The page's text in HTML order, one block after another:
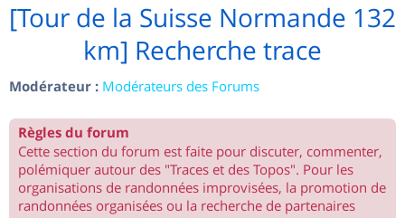
[Tour de la Suisse Normande 132
km] Recherche trace
Modérateur : Modérateurs des Forums
Règles du forum
Cette section du forum est faite pour discuter, commenter,
polémiquer autour des "Traces et des Topos". Pour les
organisations de randonnées improvisées, la promotion de
randonnées organisées ou la recherche de partenaires